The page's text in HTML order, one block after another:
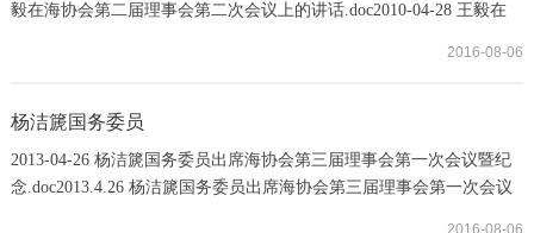
毅在海协会第二届理事会第二次会议上的讲话.doc2010-04-28 王毅在
会开幕式上的致辞.doc2010-09-16 王毅在江苏台湾周开幕式上的致
辞.doc2010-12-24王毅主任在汪道
2016-08-06
杨洁篪国务委员
2013-04-26 杨洁篪国务委员出席海协会第三届理事会第一次会议暨纪
念.doc2013.4.26 杨洁篪国务委员出席海协会第三届理事会第一次会议